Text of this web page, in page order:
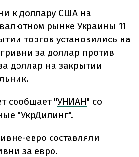
к доллару США на
рынке Украины 11
торгов установились на
гривни за доллар против
доллар на закрытии
сообщает "УНИАН" со
"УкрДилинг".
евро составляли
за евро.